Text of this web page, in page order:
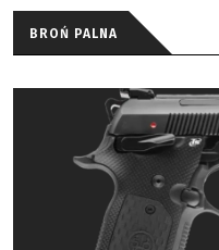
BROŃ PALNA